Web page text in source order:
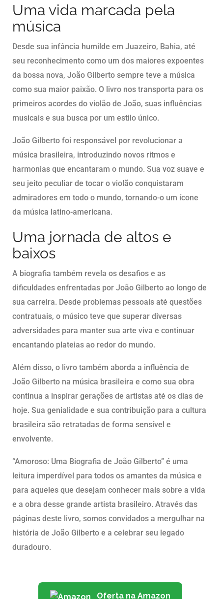
Uma vida marcada pela
música
Desde sua infância humilde em Juazeiro, Bahia, até
seu reconhecimento como um dos maiores expoentes
da bossa nova, João Gilberto sempre teve a música
como sua maior paixão. O livro nos transporta para os
primeiros acordes do violão de João, suas influências
musicais e sua busca por um estilo único.
João Gilberto foi responsável por revolucionar a
música brasileira, introduzindo novos ritmos e
harmonias que encantaram o mundo. Sua voz suave e
seu jeito peculiar de tocar o violão conquistaram
admiradores em todo o mundo, tornando-o um ícone
da música latino-americana.
Uma jornada de altos e
baixos
A biografia também revela os desafios e as
dificuldades enfrentadas por João Gilberto ao longo de
sua carreira. Desde problemas pessoais até questões
contratuais, o músico teve que superar diversas
adversidades para manter sua arte viva e continuar
encantando plateias ao redor do mundo.
Além disso, o livro também aborda a influência de
João Gilberto na música brasileira e como sua obra
continua a inspirar gerações de artistas até os dias de
hoje. Sua genialidade e sua contribuição para a cultura
brasileira são retratadas de forma sensível e
envolvente.
“Amoroso: Uma Biografia de João Gilberto” é uma
leitura imperdível para todos os amantes da música e
para aqueles que desejam conhecer mais sobre a vida
e a obra desse grande artista brasileiro. Através das
páginas deste livro, somos convidados a mergulhar na
história de João Gilberto e a celebrar seu legado
duradouro.
Oferta na Amazon